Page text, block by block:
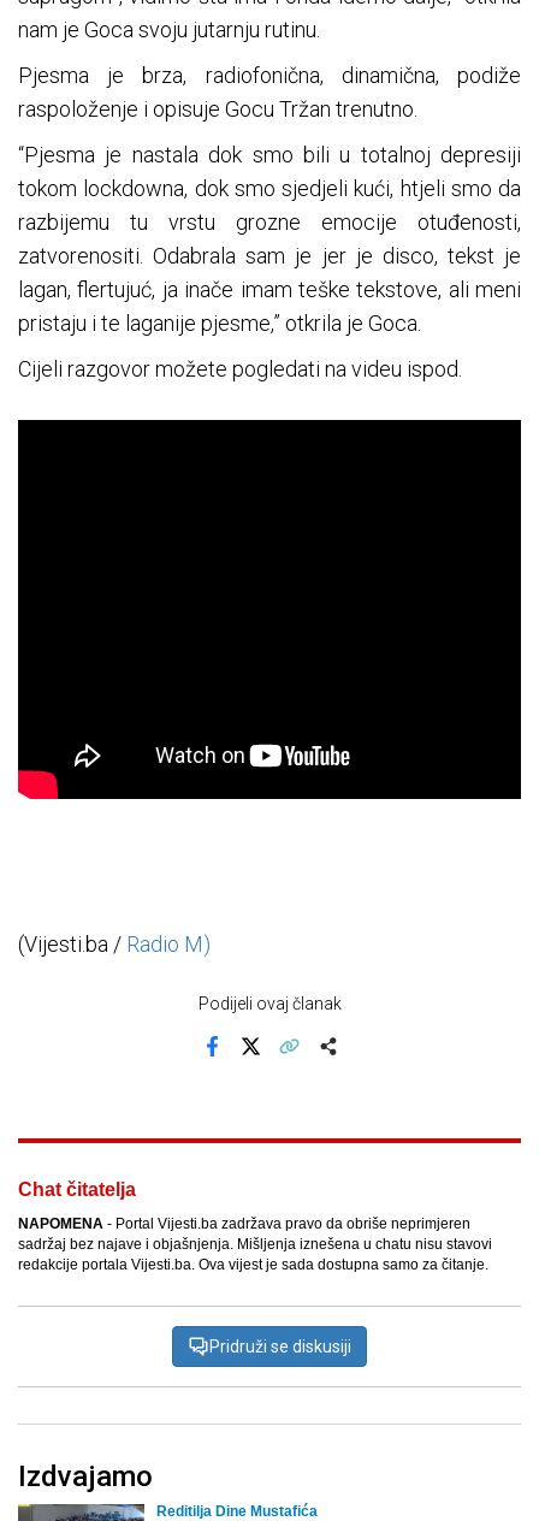
nam je Goca svoju jutarnju rutinu.
Pjesma je brza, radiofonična, dinamična, podiže
raspoloženje i opisuje Gocu Tržan trenutno.
“Pjesma je nastala dok smo bili u totalnoj depresiji
tokom lockdowna, dok smo sjedjeli kući, htjeli smo da
razbijemu tu vrstu grozne emocije otuđenosti,
zatvorenositi. Odabrala sam je jer je disco, tekst je
lagan, flertujuć, ja inače imam teške tekstove, ali meni
pristaju i te laganije pjesme,” otkrila je Goca.
Cijeli razgovor možete pogledati na videu ispod.
(Vijesti.ba / Radio M)
Podijeli ovaj članak
Chat čitatelja
NAPOMENA - Portal Vijesti.ba zadržava pravo da obriše neprimjeren
sadržaj bez najave i objašnjenja. Mišljenja iznešena u chatu nisu stavovi
redakcije portala Vijesti.ba. Ova vijest je sada dostupna samo za čitanje.
Pridruži se diskusiji
Izdvajamo
Reditilja Dine Mustafića